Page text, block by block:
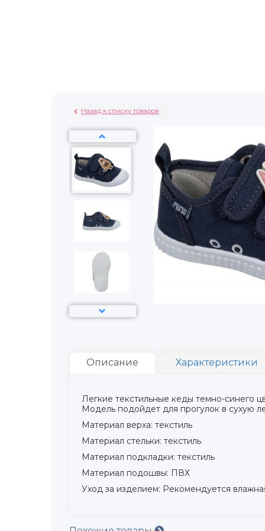
Назад к списку товаров
Описание Характеристики
Легкие текстильные кеды темно-синего
Модель подойдет для прогулок в сухую
Материал верха: текстиль
Материал стельки: текстиль
Материал подкладки: текстиль
Материал подошвы: ПВХ
Уход за изделием: Рекомендуется